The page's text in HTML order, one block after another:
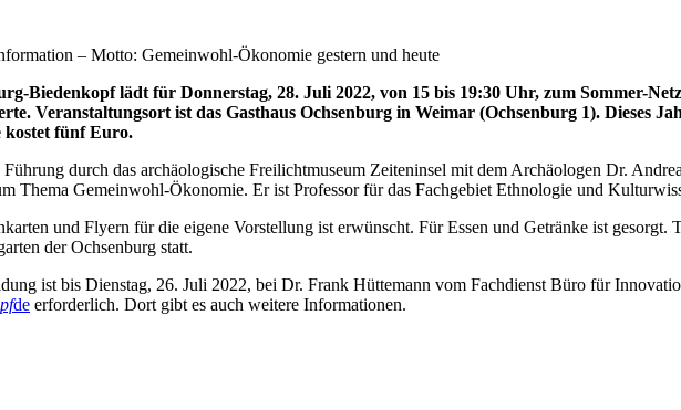
– Motto: Gemeinwohl-Ökonomie gestern und heute
Biedenkopf lädt für Donnerstag, 28. Juli 2022, von 15 bis 19:30 Uhr, zum Sommer-
Veranstaltungsort ist das Gasthaus Ochsenburg in Weimar (Ochsenburg 1). Dieses
kostet fünf Euro.
durch das archäologische Freilichtmuseum Zeiteninsel mit dem Archäologen Dr.
Thema Gemeinwohl-Ökonomie. Er ist Professor für das Fachgebiet Ethnologie und
und Flyern für die eigene Vorstellung ist erwünscht. Für Essen und Getränke ist gesorgt.
der Ochsenburg statt.
ist bis Dienstag, 26. Juli 2022, bei Dr. Frank Hüttemann vom Fachdienst Büro für
de erforderlich. Dort gibt es auch weitere Informationen.